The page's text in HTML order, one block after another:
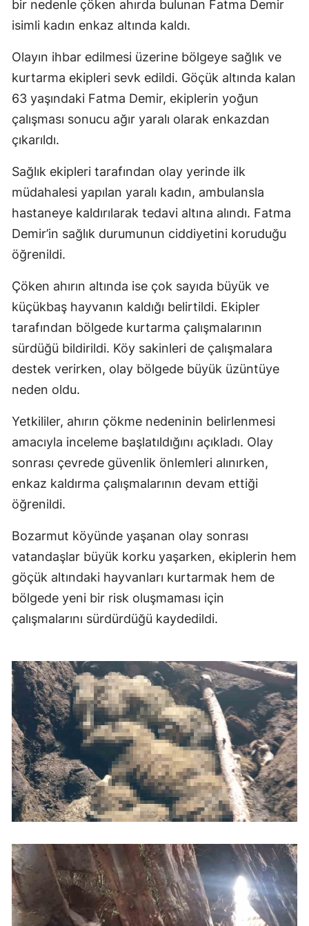
bir nedenle çöken ahırda bulunan Fatma Demir
isimli kadın enkaz altında kaldı.
Olayın ihbar edilmesi üzerine bölgeye sağlık ve
kurtarma ekipleri sevk edildi. Göçük altında kalan
63 yaşındaki Fatma Demir, ekiplerin yoğun
çalışması sonucu ağır yaralı olarak enkazdan
çıkarıldı.
Sağlık ekipleri tarafından olay yerinde ilk
müdahalesi yapılan yaralı kadın, ambulansla
hastaneye kaldırılarak tedavi altına alındı. Fatma
Demir’in sağlık durumunun ciddiyetini koruduğu
öğrenildi.
Çöken ahırın altında ise çok sayıda büyük ve
küçükbaş hayvanın kaldığı belirtildi. Ekipler
tarafından bölgede kurtarma çalışmalarının
sürdüğü bildirildi. Köy sakinleri de çalışmalara
destek verirken, olay bölgede büyük üzüntüye
neden oldu.
Yetkililer, ahırın çökme nedeninin belirlenmesi
amacıyla inceleme başlatıldığını açıkladı. Olay
sonrası çevrede güvenlik önlemleri alınırken,
enkaz kaldırma çalışmalarının devam ettiği
öğrenildi.
Bozarmut köyünde yaşanan olay sonrası
vatandaşlar büyük korku yaşarken, ekiplerin hem
göçük altındaki hayvanları kurtarmak hem de
bölgede yeni bir risk oluşmaması için
çalışmalarını sürdürdüğü kaydedildi.